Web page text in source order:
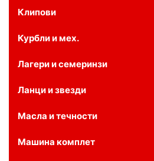
Клипови
Курбли и мех.
Лагери и семеринзи
Ланци и звезди
Масла и течности
Машина комплет